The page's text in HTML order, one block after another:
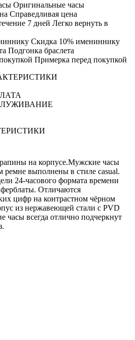
Оригинальные часы
Справедливая цена
Легко вернуть в
Скидка 10% имениннику
Подгонка браслета
Примерка перед покупкой
на корпусе.Мужские часы
ремне выполнены в стиле casual.
24-часового формата времени
Отличаются
цифр на контрастном чёрном
из нержавеющей стали с PVD
часы всегда отлично подчеркнут